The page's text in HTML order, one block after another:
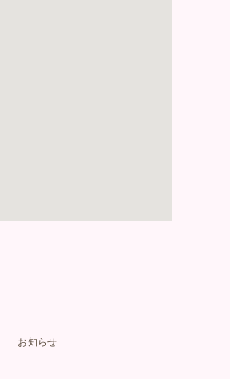
お知らせ